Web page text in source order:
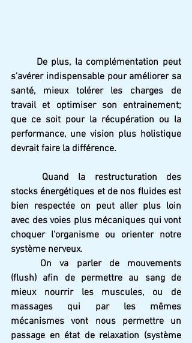
De plus, la complémentation peut
s'avérer indispensable pour améliorer sa
santé, mieux tolérer les charges de
travail et optimiser son entrainement;
que ce soit pour la récupération ou la
performance, une vision plus holistique
devrait faire la différence.
Quand la restructuration des
stocks énergétiques et de nos fluides est
bien respectée on peut aller plus loin
avec des voies plus mécaniques qui vont
choquer l'organisme ou orienter notre
système nerveux.
On va parler de mouvements
(flush) afin de permettre au sang de
mieux nourrir les muscules, ou de
massages qui par les mêmes
mécanismes vont nous permettre un
passage en état de relaxation (système